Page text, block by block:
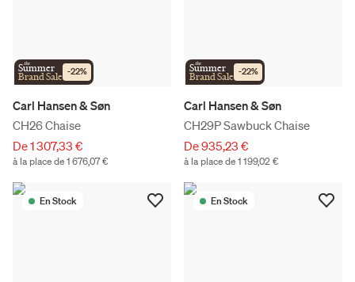
the
Summer
Brand Sale -22%
Carl Hansen & Søn
CH26 Chaise
De 1 307,33 €
à la place de 1 676,07 €
the
Summer
Brand Sale -22%
Carl Hansen & Søn
CH29P Sawbuck Chaise
De 935,23 €
à la place de 1 199,02 €
En Stock En Stock